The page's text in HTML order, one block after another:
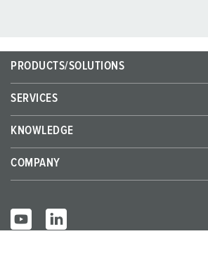
PRODUCTS/SOLUTIONS
SERVICES
KNOWLEDGE
COMPANY